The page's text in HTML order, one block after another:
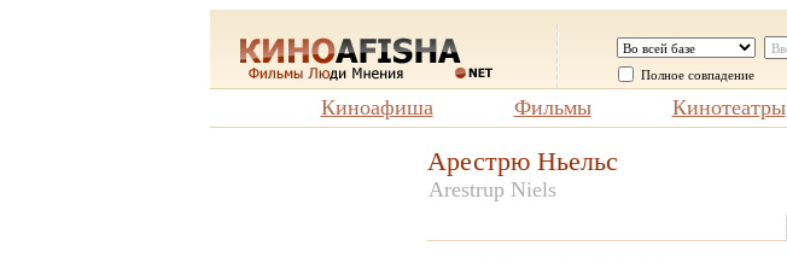
Полное совпадение
Киноафиша Фильмы Кинотеатры
Арестрю Ньельс
Arestrup Niels